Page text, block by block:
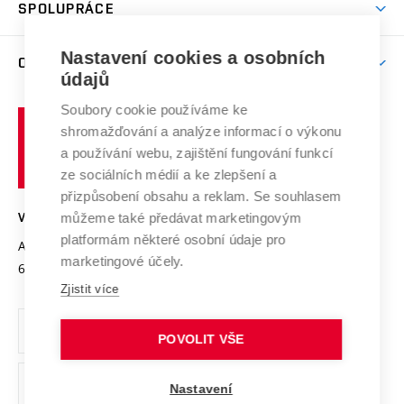
Celoživotní vzdělávání
E-přihláška
Závěrečné práce
Doktorské studium
Studium bez bariér
Podpora podnikání
Mezinárodní vědecká rada
Systém zajišťování kvality výzkumu
Výzkumné infrastruktury
Transfer znalostí
Open Science
Projekty
Projekty ze strukturálních fondů
Specifický výzkum
SPOLUPRÁCE
Zahraniční spolupráce
Spolupráce se školami
Služby univerzity
Mezinárodní dohody
Univerzitní sítě
O UNIVERZITĚ
Profil univerzity
Udržitelná univerzita
Podnikavá univerzita / ContriBUTe
Bezpečná univerzita
Vyznamenání
Organizační struktura
Ochrana osobních údajů
odkaz)
učení
technické
VYSOKÉ UČENÍ TECHNICKÉ V BRNĚ
Antonínská 548/1
602 00 Brno
www.vut.cz
vut@vutbr.cz
Nastavení cookies a osobních
údajů
Soubory cookie používáme ke
shromažďování a analýze informací o výkonu
a používání webu, zajištění fungování funkcí
ze sociálních médií a ke zlepšení a
přizpůsobení obsahu a reklam. Se souhlasem
můžeme také předávat marketingovým
platformám některé osobní údaje pro
marketingové účely.
Zjistit více
POVOLIT VŠE
Nastavení